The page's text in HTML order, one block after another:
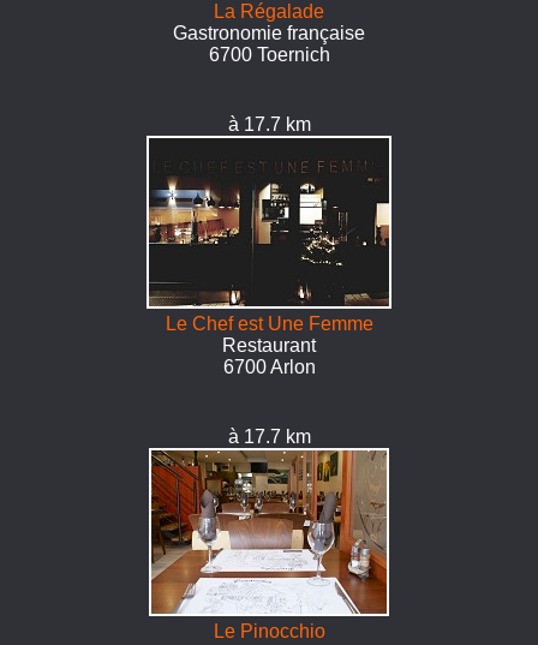
La Régalade
Gastronomie française
6700 Toernich
à 17.7 km
Le Chef est Une Femme
Restaurant
6700 Arlon
à 17.7 km
Le Pinocchio